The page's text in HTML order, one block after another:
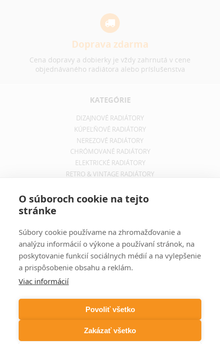
Doprava zdarma
Cena dopravy a dobierky je vždy zahrnutá v cene
objednávaného radiátora alebo príslušenstva
KATEGÓRIE
DIZAJNOVÉ RADIÁTORY
KÚPEĽŇOVÉ RADIÁTORY
NEREZOVÉ RADIÁTORY
CHRÓMOVANÉ RADIÁTORY
ELEKTRICKÉ RADIÁTORY
RETRO & VINTAGE RADIÁTORY
INFORMÁCIE O DOPRAVE
OCHRANA SÚKROMIA
Zadajte svoju e-mailovú adresu a budete vždy informovaný o
aktuálnych akciách, novinkách a zľavách z našej ponuky dizajnových
radiátorov.
O súboroch cookie na tejto
stránke
Súbory cookie používame na zhromažďovanie a
analýzu informácií o výkone a používaní stránok, na
poskytovanie funkcií sociálnych médií a na vylepšenie
a prispôsobenie obsahu a reklám.
Viac informácií
Povoliť všetko
Zakázať všetko